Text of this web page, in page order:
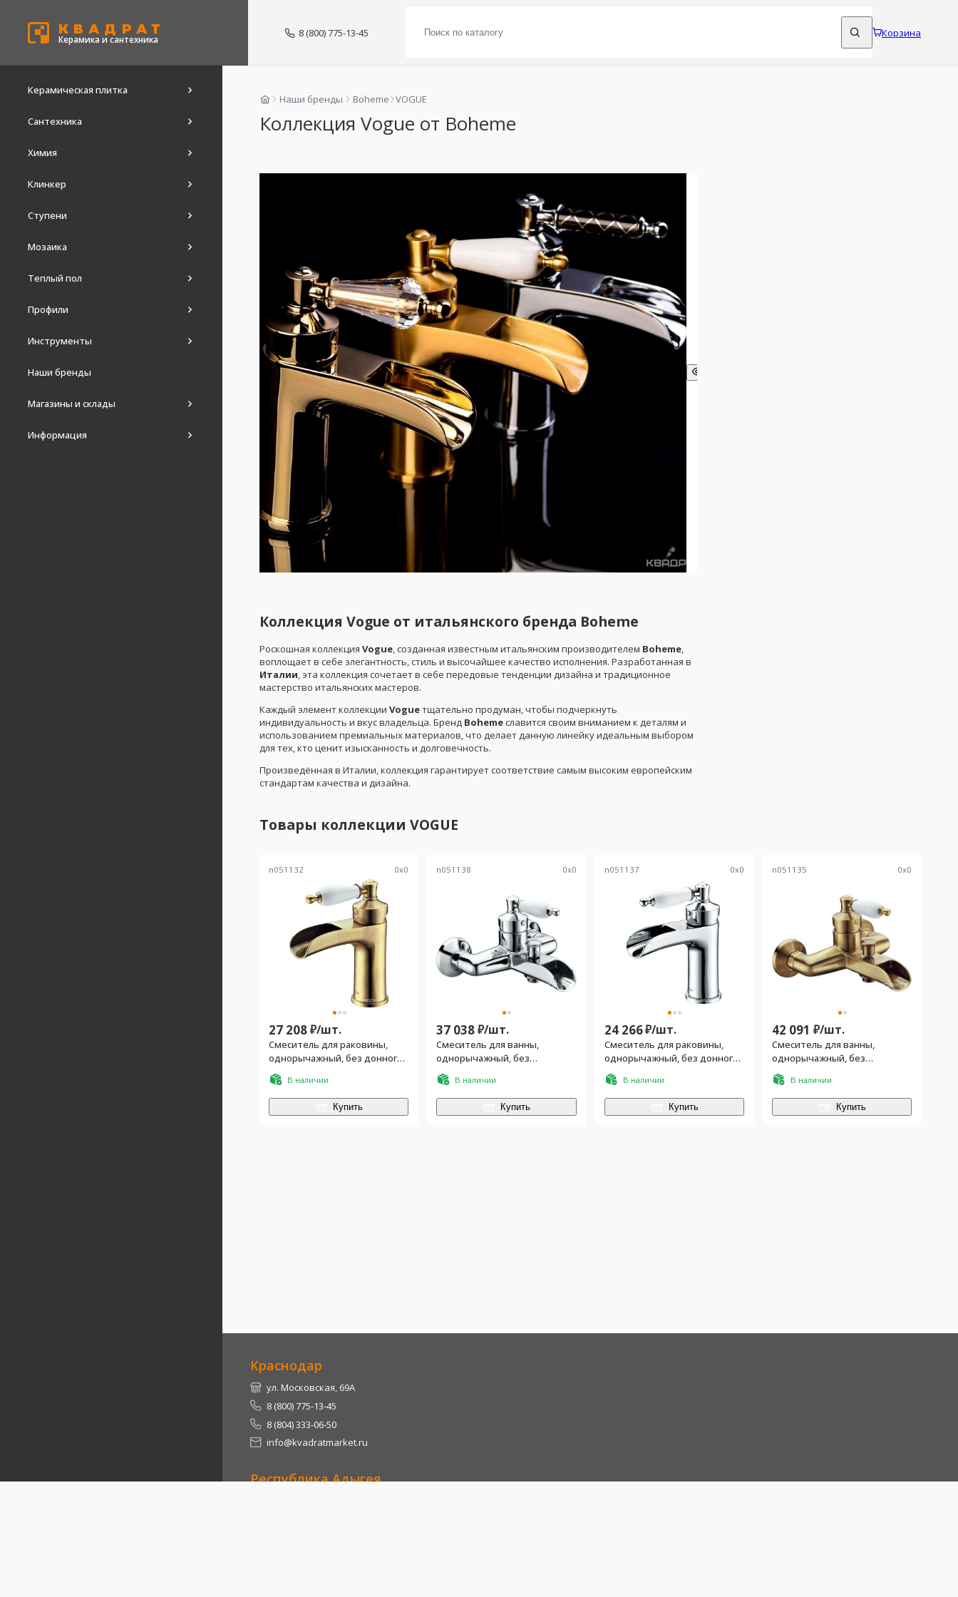
КВАДРАТ
Керамика и сантехника
8 (800) 775-13-45 Корзина
Керамическая плитка
Сантехника
Химия
Клинкер
Ступени
Мозаика
Теплый пол
Профили
Инструменты
Наши бренды
Магазины и склады
Информация
Наши бренды Boheme VOGUE
Коллекция Vogue от Boheme
Коллекция Vogue от итальянского бренда Boheme
Роскошная коллекция Vogue, созданная известным итальянским производителем Boheme,
воплощает в себе элегантность, стиль и высочайшее качество исполнения. Разработанная в
Италии, эта коллекция сочетает в себе передовые тенденции дизайна и традиционное
мастерство итальянских мастеров.
Каждый элемент коллекции Vogueтщательно продуман, чтобы подчеркнуть
индивидуальность и вкус владельца. Бренд Bohemeславится своим вниманием к деталям и
использованием премиальных материалов, что делает данную линейку идеальным выбором
для тех, кто ценит изысканность и долговечность.
Произведённая в Италии, коллекция гарантирует соответствие самым высоким европейским
стандартам качества и дизайна.
Товары коллекции VOGUE
n051132 0x0
27 208₽/шт.
Смеситель для раковины,
однорычажный, без донного
клапана, бронза
В наличии
Купить
n051138 0x0
37 038₽/шт.
Смеситель для ванны,
однорычажный, без
душевого гарнитура, хром
В наличии
Купить
n051137 0x0
24 266₽/шт.
Смеситель для раковины,
однорычажный, без донного
клапана, хром
В наличии
Купить
n051135 0x0
42 091 ₽/шт.
Смеситель для ванны,
однорычажный, без
душевого гарнитура, бронза
В наличии
Купить
Краснодар
ул. Московская, 69А
8 (800) 775-13-45
8 (804) 333-06-50
info@kvadratmarket.ru
Республика Адыгея